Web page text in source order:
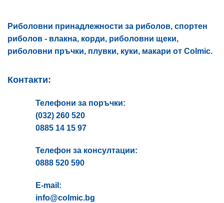
Риболовни принадлежности за риболов, спортен
риболов - влакна, корди, риболовни щеки,
риболовни пръчки, плувки, куки, макари от Colmic.
Контакти:
Телефони за поръчки:
(032) 260 520
0885 14 15 97
Телефон за консултации:
0888 520 590
E-mail:
info@colmic.bg